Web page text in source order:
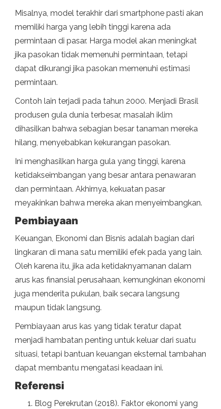
Misalnya, model terakhir dari smartphone pasti akan
memiliki harga yang lebih tinggi karena ada
permintaan di pasar. Harga model akan meningkat
jika pasokan tidak memenuhi permintaan, tetapi
dapat dikurangi jika pasokan memenuhi estimasi
permintaan.
Contoh lain terjadi pada tahun 2000. Menjadi Brasil
produsen gula dunia terbesar, masalah iklim
dihasilkan bahwa sebagian besar tanaman mereka
hilang, menyebabkan kekurangan pasokan.
Ini menghasilkan harga gula yang tinggi, karena
ketidakseimbangan yang besar antara penawaran
dan permintaan. Akhirnya, kekuatan pasar
meyakinkan bahwa mereka akan menyeimbangkan.
Pembiayaan
Keuangan, Ekonomi dan Bisnis adalah bagian dari
lingkaran di mana satu memiliki efek pada yang lain.
Oleh karena itu, jika ada ketidaknyamanan dalam
arus kas finansial perusahaan, kemungkinan ekonomi
juga menderita pukulan, baik secara langsung
maupun tidak langsung.
Pembiayaan arus kas yang tidak teratur dapat
menjadi hambatan penting untuk keluar dari suatu
situasi, tetapi bantuan keuangan eksternal tambahan
dapat membantu mengatasi keadaan ini.
Referensi
Blog Perekrutan (2018). Faktor ekonomi yang